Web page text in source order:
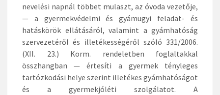
nevelési napnál többet mulaszt, az óvoda vezetője,
— a gyermekvédelmi és gyámügyi feladat- és
hatáskörök ellátásáról, valamint a gyámhatóság
szervezetéről és illetékességéről szóló 331/2006.
(XII. 23.) Korm. rendeletben foglaltakkal
összhangban — értesíti a gyermek tényleges
tartózkodási helye szerint illetékes gyámhatóságot
és a gyermekjóléti szolgálatot. A